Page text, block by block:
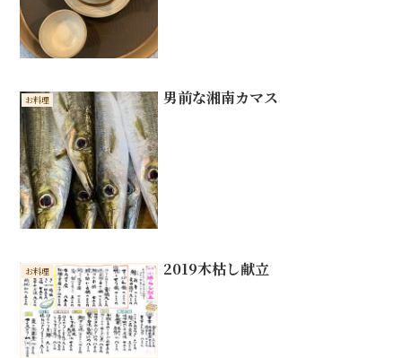
お料理 男前な湘南カマス
お料理 2019木枯し献立